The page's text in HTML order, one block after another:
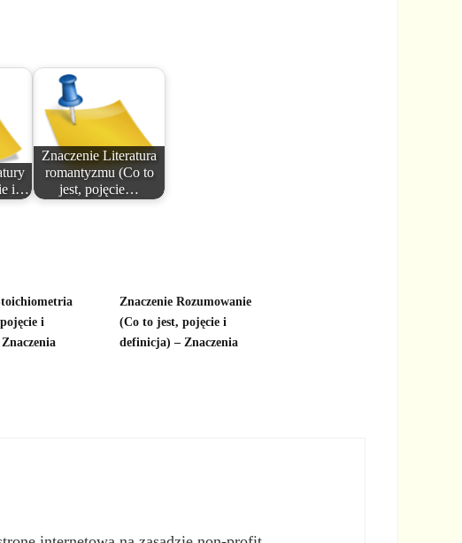
i…
Znaczenie Literatura
romantyzmu (Co to
jest, pojęcie…
i
Znaczenie Rozumowanie
(Co to jest, pojęcie i
definicja) – Znaczenia